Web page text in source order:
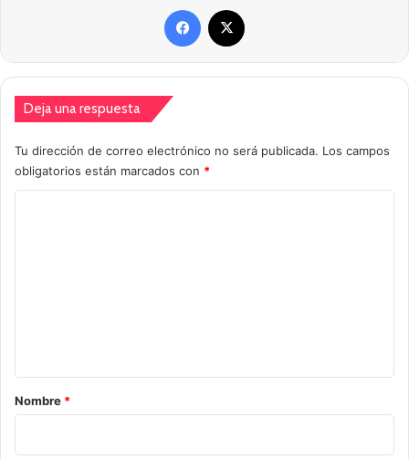
Facebook
Deja una respuesta
Tu dirección de correo electrónico no será publicada. Los campos
obligatorios están marcados con *
r
o
Nombre *